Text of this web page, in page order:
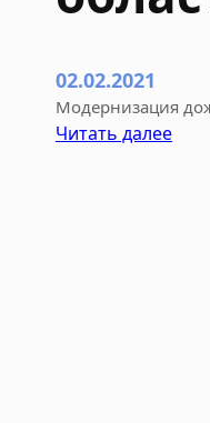
02.02.2021
Модернизация
Читать далее: